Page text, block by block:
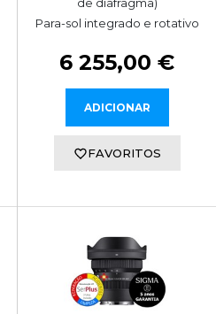
Para-sol integrado e rotativo
6 255,00 €
ADICIONAR
FAVORITOS